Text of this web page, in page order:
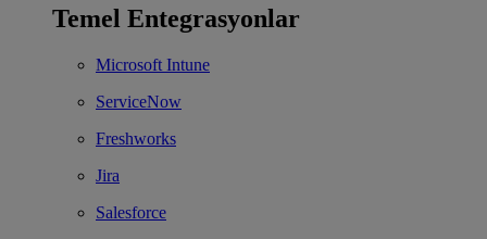
Temel Entegrasyonlar
Microsoft Intune
ServiceNow
Freshworks
Jira
Salesforce